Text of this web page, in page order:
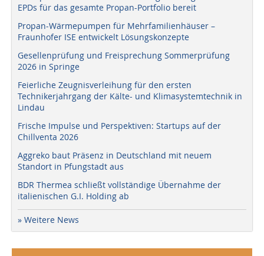
EPDs für das gesamte Propan-Portfolio bereit
Propan-Wärmepumpen für Mehrfamilienhäuser –
Fraunhofer ISE entwickelt Lösungskonzepte
Gesellenprüfung und Freisprechung Sommerprüfung
2026 in Springe
Feierliche Zeugnisverleihung für den ersten
Technikerjahrgang der Kälte- und Klimasystemtechnik in
Lindau
Frische Impulse und Perspektiven: Startups auf der
Chillventa 2026
Aggreko baut Präsenz in Deutschland mit neuem
Standort in Pfungstadt aus
BDR Thermea schließt vollständige Übernahme der
italienischen G.I. Holding ab
» Weitere News